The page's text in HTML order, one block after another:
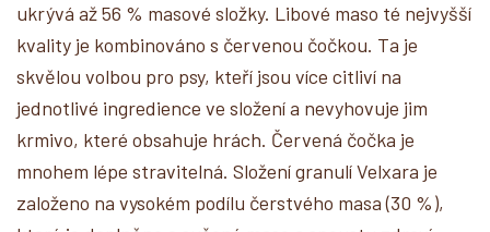
ukrývá až 56 % masové složky. Libové maso té nejvyšší
kvality je kombinováno s červenou čočkou. Ta je
skvělou volbou pro psy, kteří jsou více citliví na
jednotlivé ingredience ve složení a nevyhovuje jim
krmivo, které obsahuje hrách. Červená čočka je
mnohem lépe stravitelná. Složení granulí Velxara je
založeno na vysokém podílu čerstvého masa (30 %),